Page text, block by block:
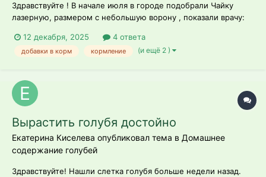
Здравствуйте ! В начале июля в городе подобрали Чайку
лазерную, размером с небольшую ворону , показали врачу:
можно было бы попробовать остеосинтез /Рентген делали и
крыла, и лапы/ - но прогноз про Лапу был больше НЕ
12 декабря, 2025 4 ответа
добавки в корм кормление (и ещё 2 )
Вырастить голубя достойно
Екатерина Киселева опубликовал тема в Домашнее
содержание голубей
Здравствуйте! Нашли слетка голубя больше недели назад.